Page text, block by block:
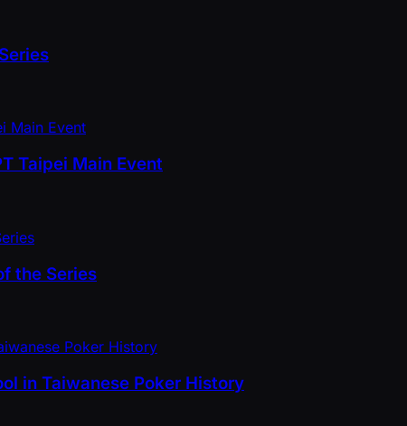
Taipei Main Event
the Series
in Taiwanese Poker History